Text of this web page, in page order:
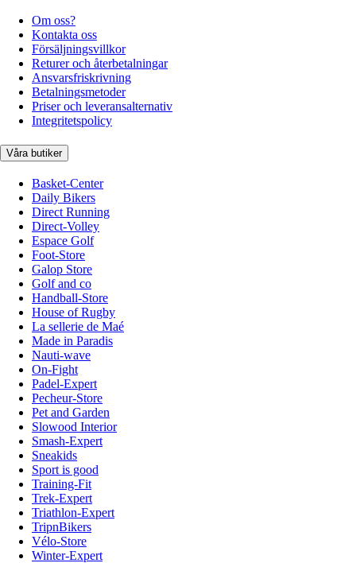
Om oss?
Kontakta oss
Försäljningsvillkor
Returer och återbetalningar
Ansvarsfriskrivning
Betalningsmetoder
Priser och leveransalternativ
Integritetspolicy
Våra butiker
Basket-Center
Daily Bikers
Direct Running
Direct-Volley
Espace Golf
Foot-Store
Galop Store
Golf and co
Handball-Store
House of Rugby
La sellerie de Maé
Made in Paradis
Nauti-wave
On-Fight
Padel-Expert
Pecheur-Store
Pet and Garden
Slowood Interior
Smash-Expert
Sneakids
Sport is good
Training-Fit
Trek-Expert
Triathlon-Expert
TripnBikers
Vélo-Store
Winter-Expert